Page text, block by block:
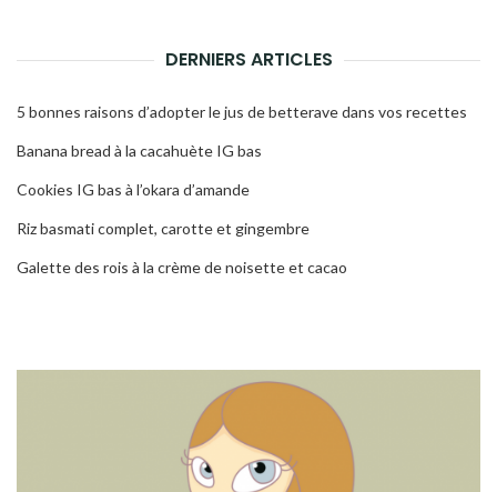
DERNIERS ARTICLES
5 bonnes raisons d’adopter le jus de betterave dans vos recettes
Banana bread à la cacahuète IG bas
Cookies IG bas à l’okara d’amande
Riz basmati complet, carotte et gingembre
Galette des rois à la crème de noisette et cacao